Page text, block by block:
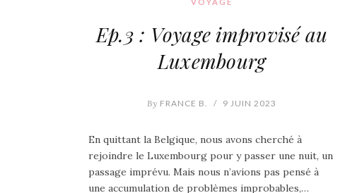
Ep.3 : Voyage improvisé au
Luxembourg
By FRANCE B. / 9 JUIN 2023
En quittant la Belgique, nous avons cherché à
rejoindre le Luxembourg pour y passer une nuit, un
passage imprévu. Mais nous n’avions pas pensé à
une accumulation de problèmes improbables,…